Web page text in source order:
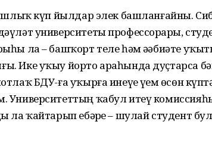
күп йылдар элек башланғайны.
университеты профессор­ҙа­ры,
ла – баш­ҡорт теле һәм әҙәбиәте
Ике уҡыу йорто ара­һында дуҫтарса
БДУ-ға уҡырға инеүҙе үҙем өсөн
Уни­верситеттың ҡабул итеү
ла ҡайтарып ебәр­ҙе – шулай студент